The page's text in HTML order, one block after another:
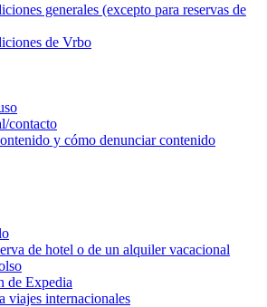
generales (excepto para reservas de
de Vrbo
contacto
y cómo denunciar contenido
de hotel o de un alquiler vacacional
de Expedia
viajes internacionales